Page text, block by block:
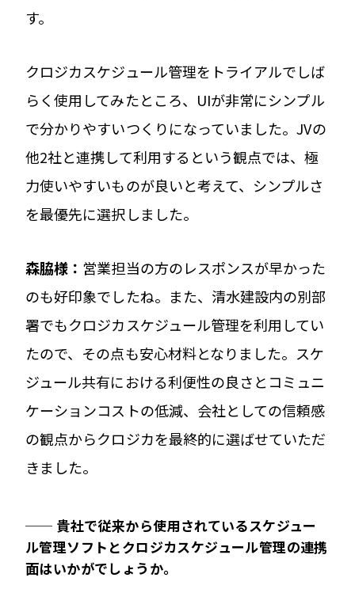
す。
クロジカスケジュール管理をトライアルでしば
らく使用してみたところ、UIが非常にシンプル
で分かりやすいつくりになっていました。JVの
他2社と連携して利用するという観点では、極
力使いやすいものが良いと考えて、シンプルさ
を最優先に選択しました。
森脇様： 営業担当の方のレスポンスが早かった
のも好印象でしたね。また、清水建設内の別部
署でもクロジカスケジュール管理を利用してい
たので、その点も安心材料となりました。スケ
ジュール共有における利便性の良さとコミュニ
ケーションコストの低減、会社としての信頼感
の観点からクロジカを最終的に選ばせていただ
きました。
── 貴社で従来から使用されているスケジュー
ル管理ソフトとクロジカスケジュール管理の連携
面はいかがでしょうか。